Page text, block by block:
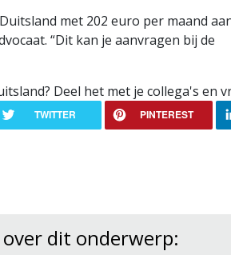
met 202 euro per maand
“Dit kan je aanvragen bij de
Deel het met je collega's en
TWITTER PINTEREST
dit onderwerp: